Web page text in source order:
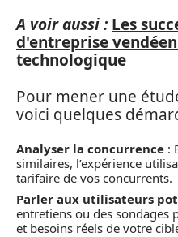
A voir aussi : Les
d'entreprise
technologique
Pour mener une
voici quelques
Analyser la concurrence :
similaires, l’expérience
tarifaire de vos concurrents.
Parler aux utilisateurs
entretiens ou des sondages
et besoins réels de votre